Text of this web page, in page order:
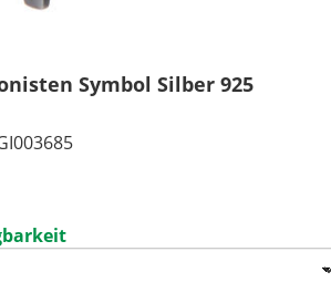
Symbol Silber 925